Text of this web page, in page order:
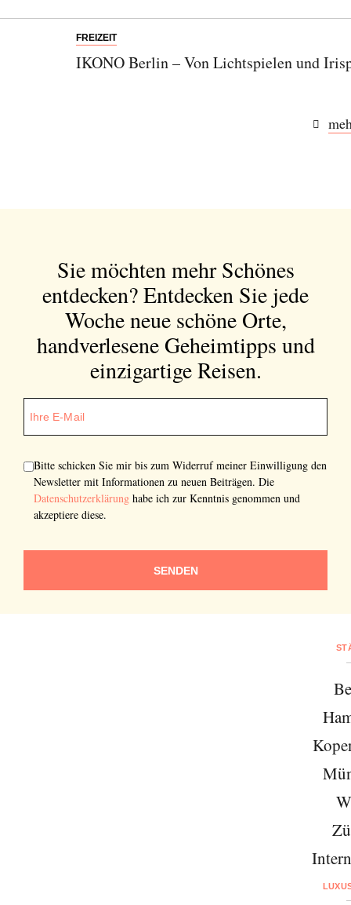
FREIZEIT
IKONO Berlin – Von Lichtspielen und
Sie möchten mehr Schönes
entdecken?Entdecken Sie jede
Woche neue schöne Orte,
handverlesene Geheimtipps und
einzigartige Reisen.
Bitte schicken Sie mir bis zum Widerruf meiner Einwilligung den
Newsletter mit Informationen zu neuen Beiträgen. Die
Datenschutzerklärung habe ich zur Kenntnis genommen und
akzeptiere diese.
SENDEN
Bitte schicken Sie mir bis zum Widerruf meiner
Einwilligung den Newsletter mit Informationen zu
neuen Beiträgen. DieDatenschutzerklärunghabe ich
zur Kenntnis genommen und akzeptiere diese.
SENDEN